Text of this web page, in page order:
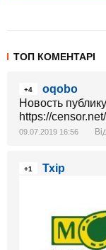
ТОП КОМЕНТАРІ
+4
oqobo
Новость
https://
09.07.2019 16:56
+1 Тхір